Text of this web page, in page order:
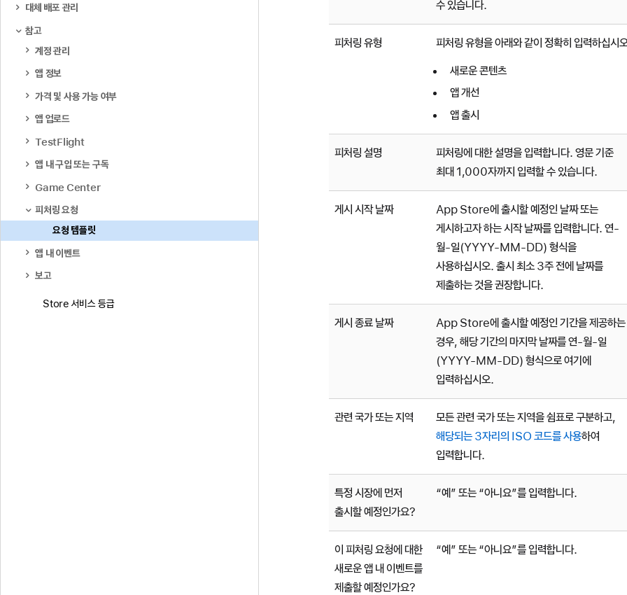
대체 배포 관리
참고
계정 관리
앱 정보
가격 및 사용 가능 여부
앱 업로드
TestFlight
앱 내 구입 또는 구독
Game Center
피처링 요청
요청 템플릿
앱 내 이벤트
보고
Store 서비스 등급
수 있습니다.
피처링 유형 피처링 유형을 아래와 같이 정확히 입력하십시
새로운 콘텐츠
앱 개선
앱 출시
피처링 설명
피처링에 대한 설명을 입력합니다. 영문 기준
최대 1,000자까지 입력할 수 있습니다.
게시 시작 날짜
App Store에 출시할 예정인 날짜 또는
게시하고자 하는 시작 날짜를 입력합니다. 연-
월-일(YYYY-MM-DD) 형식을
사용하십시오. 출시 최소 3주 전에 날짜를
제출하는 것을 권장합니다.
게시 종료 날짜
App Store에 출시할 예정인 기간을 제공하는
경우, 해당 기간의 마지막 날짜를 연-월-일
(YYYY-MM-DD) 형식으로 여기에
입력하십시오.
관련 국가 또는 지역
모든 관련 국가 또는 지역을 쉼표로 구분하고,
해당되는 3자리의 ISO 코드를 사용하여
입력합니다.
특정 시장에 먼저
출시할 예정인가요?
“예” 또는 “아니요”를 입력합니다.
이 피처링 요청에 대한
새로운 앱 내 이벤트를
제출할 예정인가요?
“예” 또는 “아니요”를 입력합니다.